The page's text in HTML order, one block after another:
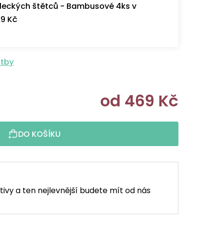
štětců - Bambusové 4ks v
Kč
od 469 Kč
DO KOŠÍKU
a ten nejlevnější budete mít od nás